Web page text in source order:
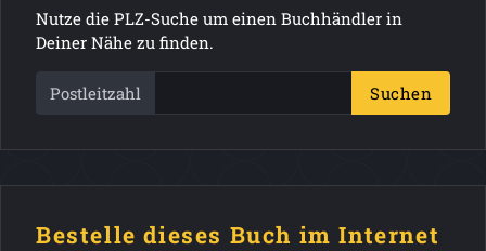
Nutze die PLZ-Suche um einen Buchhändler in
Deiner Nähe zu finden.
Postleitzahl Suchen
Bestelle dieses Buch im Internet